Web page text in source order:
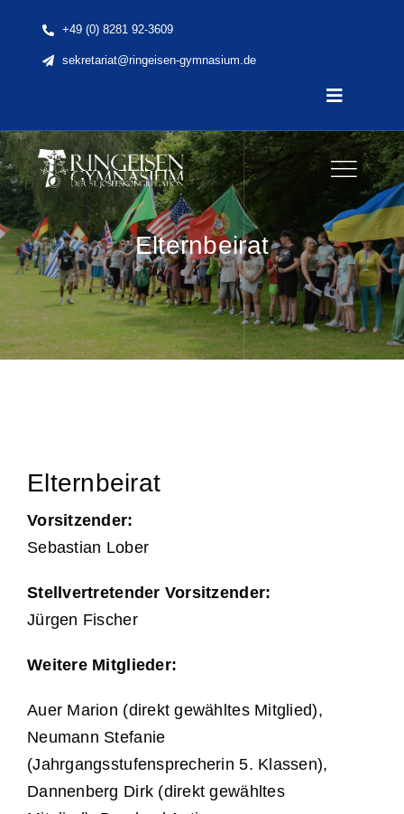
content
+49 (0) 8281 92-3609
sekretariat@ringeisen-gymnasium.de
Toggle
Home
News
Unsere Schule
Schule & Unterricht
Stellen
Elternbeirat
Elternbeirat
Vorsitzender:
Sebastian Lober
Stellvertretender Vorsitzender:
Jürgen Fischer
Weitere Mitglieder:
Auer Marion (direkt gewähltes Mitglied),
Neumann Stefanie
(Jahrgangsstufensprecherin 5. Klassen),
Dannenberg Dirk (direkt gewähltes